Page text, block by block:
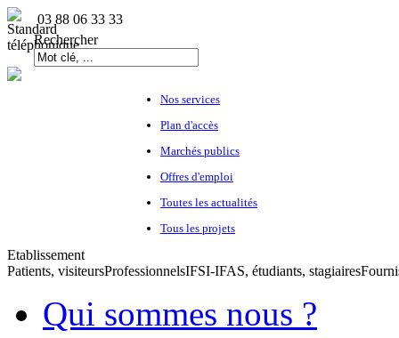
03 88 06 33 33
Rechercher
Nos services
Plan d'accès
Marchés publics
Offres d'emploi
Toutes les actualités
Tous les projets
Etablissement
Patients, visiteursProfessionnelsIFSI-IFAS, étudiants, stagiaires
Qui sommes nous ?